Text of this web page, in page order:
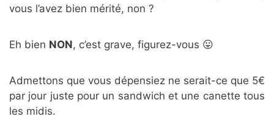
vous l’avez bien mérité, non ?
Eh bien NON, c’est grave, figurez-vous 😛
Admettons que vous dépensiez ne serait-ce que 5€
par jour juste pour un sandwich et une canette tous
les midis.